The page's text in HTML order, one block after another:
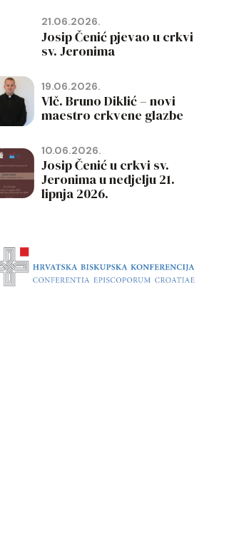
21.06.2026.
Josip Čenić pjevao u crkvi
sv. Jeronima
19.06.2026.
Vlč. Bruno Diklić – novi
maestro crkvene glazbe
10.06.2026.
Josip Čenić u crkvi sv.
Jeronima u nedjelju 21.
lipnja 2026.